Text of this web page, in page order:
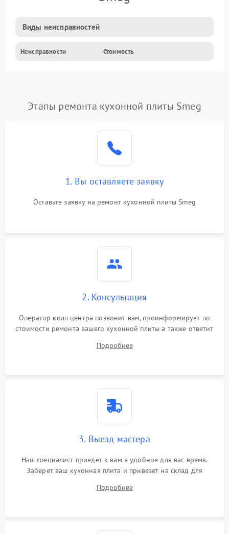
Виды неисправностей
Неисправности Стоимость
Этапы ремонта кухонной плиты Smeg
1. Вы оставляете заявку
Оставьте заявку на ремонт кухонной плиты Smeg
2. Консультация
Оператор колл центра позвонит вам, проинформирует по
стоимости ремонта вашего кухонной плиты а также ответит
Подробнее
3. Выезд мастера
Наш специалист приедет к вам в удобное для вас время.
Заберет ваш кухонная плита и привезет на склад для
Подробнее